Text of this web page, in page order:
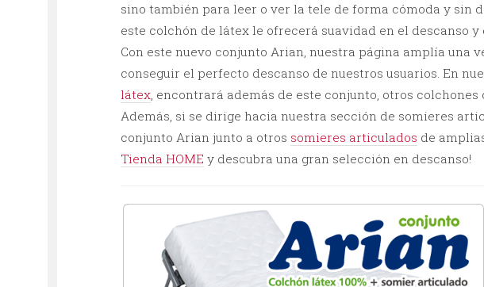
sino también para leer o ver la tele de forma cómoda y sin
este colchón de látex le ofrecerá suavidad en el descanso
Con este nuevo conjunto Arian, nuestra página amplía una
conseguir el perfecto descanso de nuestros usuarios. En
látex, encontrará además de este conjunto, otros
Además, si se dirige hacia nuestra sección de somieres
conjunto Arian junto a otros somieres articulados de
Tienda HOME y descubra una gran selección en descanso!